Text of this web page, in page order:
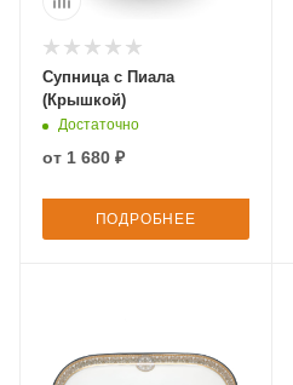
Супница с Пиала
(Крышкой)
Достаточно
от 1 680 ₽
ПОДРОБНЕЕ